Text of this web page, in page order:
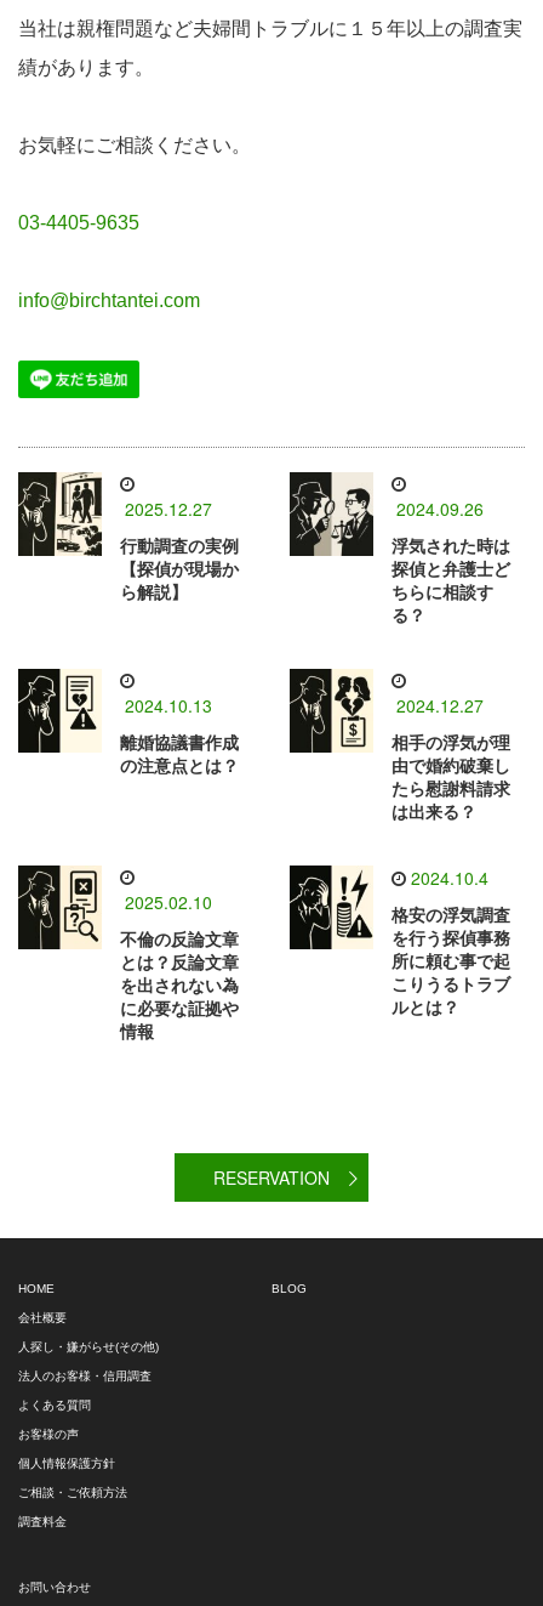
当社は親権問題など夫婦間トラブルに１５年以上の調査実
績があります。
お気軽にご相談ください。
03-4405-9635
info@birchtantei.com
2025.12.27
行動調査の実例
【探偵が現場か
ら解説】
2024.09.26
浮気された時は
探偵と弁護士ど
ちらに相談す
る？
2024.10.13
離婚協議書作成
の注意点とは？
2024.12.27
相手の浮気が理
由で婚約破棄し
たら慰謝料請求
は出来る？
2025.02.10
不倫の反論文章
とは？反論文章
を出されない為
に必要な証拠や
情報
2024.10.4
格安の浮気調査
を行う探偵事務
所に頼む事で起
こりうるトラブ
ルとは？
RESERVATION
HOME
会社概要
人探し・嫌がらせ(その他)
法人のお客様・信用調査
よくある質問
お客様の声
個人情報保護方針
ご相談・ご依頼方法
調査料金
BLOG
お問い合わせ